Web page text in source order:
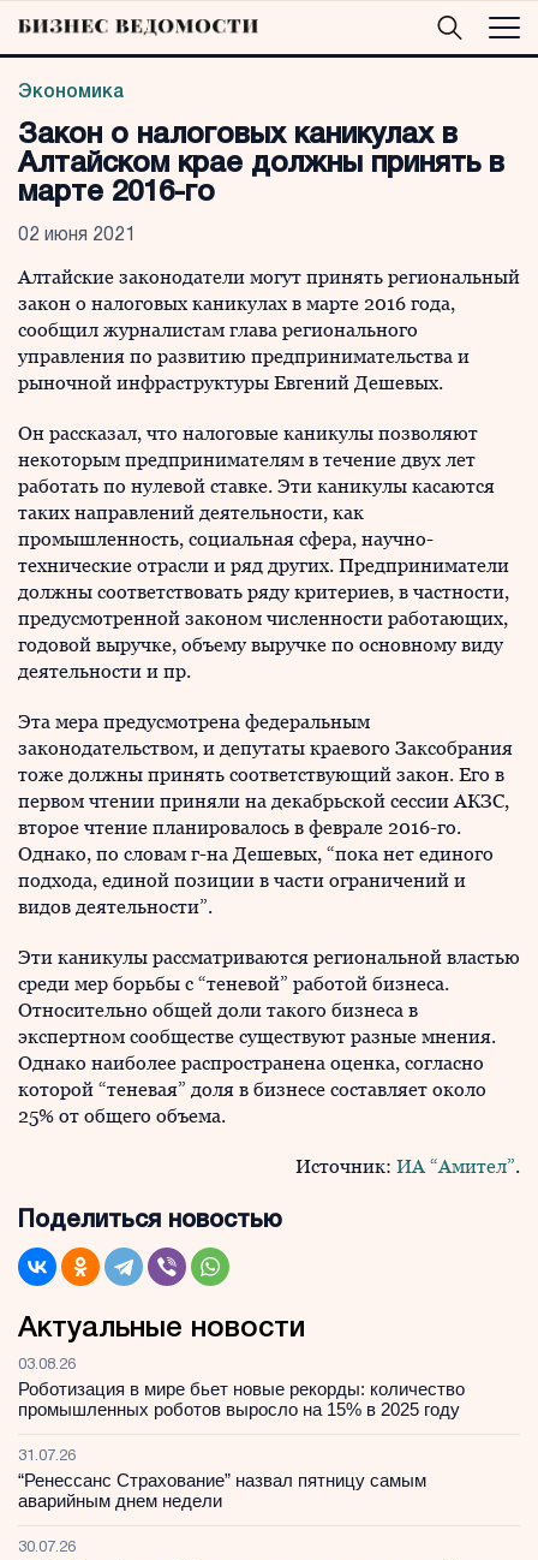
Экономика
Закон о налоговых каникулах в
Алтайском крае должны принять в
марте 2016-го
02 июня 2021
Алтайские законодатели могут принять региональный
закон о налоговых каникулах в марте 2016 года,
сообщил журналистам глава регионального
управления по развитию предпринимательства и
рыночной инфраструктуры Евгений Дешевых.
Он рассказал, что налоговые каникулы позволяют
некоторым предпринимателям в течение двух лет
работать по нулевой ставке. Эти каникулы касаются
таких направлений деятельности, как
промышленность, социальная сфера, научно-
технические отрасли и ряд других. Предприниматели
должны соответствовать ряду критериев, в частности,
предусмотренной законом численности работающих,
годовой выручке, объему выручке по основному виду
деятельности и пр.
Эта мера предусмотрена федеральным
законодательством, и депутаты краевого Заксобрания
тоже должны принять соответствующий закон. Его в
первом чтении приняли на декабрьской сессии АКЗС,
второе чтение планировалось в феврале 2016-го.
Однако, по словам г-на Дешевых, “пока нет единого
подхода, единой позиции в части ограничений и
видов деятельности”.
Эти каникулы рассматриваются региональной властью
среди мер борьбы с “теневой” работой бизнеса.
Относительно общей доли такого бизнеса в
экспертном сообществе существуют разные мнения.
Однако наиболее распространена оценка, согласно
которой “теневая” доля в бизнесе составляет около
25% от общего объема.
Источник: ИА “Амител”.
Поделиться новостью
Актуальные новости
03.08.26
Роботизация в мире бьет новые рекорды: количество
промышленных роботов выросло на 15% в 2025 году
31.07.26
“Ренессанс Страхование” назвал пятницу самым
аварийным днем недели
30.07.26